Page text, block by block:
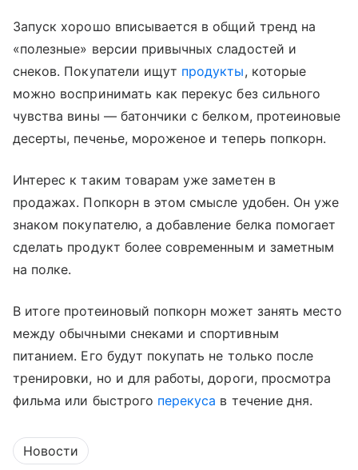
Запуск хорошо вписывается в общий тренд на
«полезные» версии привычных сладостей и
снеков. Покупатели ищут продукты, которые
можно воспринимать как перекус без сильного
чувства вины — батончики с белком, протеиновые
десерты, печенье, мороженое и теперь попкорн.
Интерес к таким товарам уже заметен в
продажах. Попкорн в этом смысле удобен. Он уже
знаком покупателю, а добавление белка помогает
сделать продукт более современным и заметным
на полке.
В итоге протеиновый попкорн может занять место
между обычными снеками и спортивным
питанием. Его будут покупать не только после
тренировки, но и для работы, дороги, просмотра
фильма или быстрого перекуса в течение дня.
Новости